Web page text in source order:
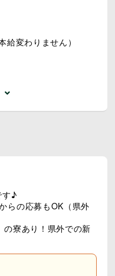
変わりません）
/時間）
す♪
らの応募もOK（県外
の寮あり！県外での新